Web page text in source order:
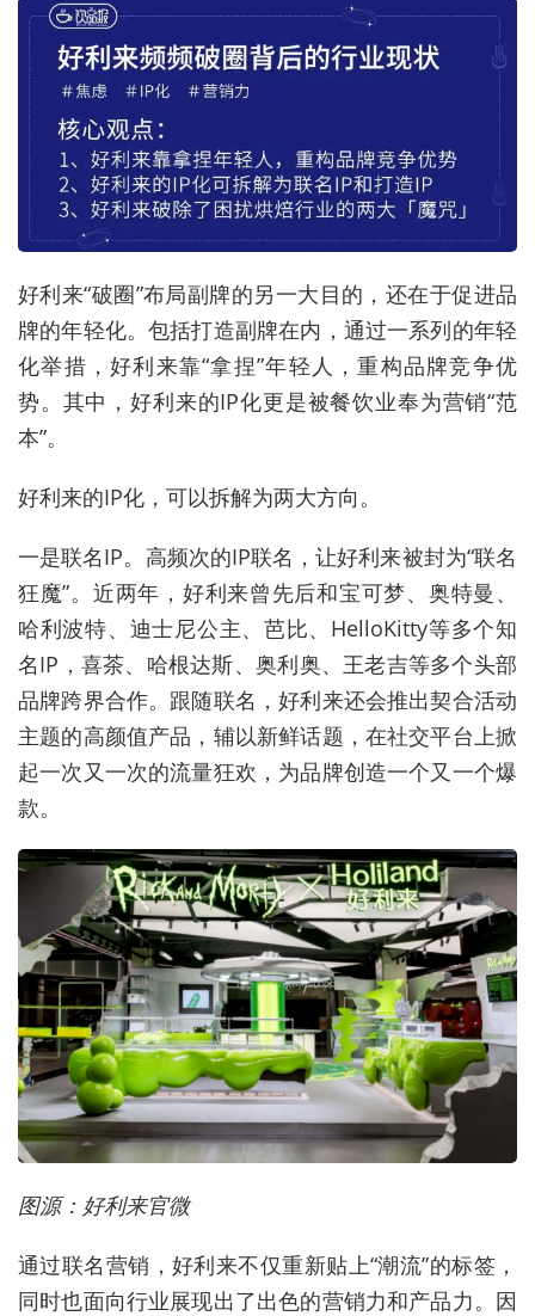
好利来“破圈”布局副牌的另一大目的，还在于促进品
牌的年轻化。包括打造副牌在内，通过一系列的年轻
化举措，好利来靠“拿捏”年轻人，重构品牌竞争优
势。其中，好利来的IP化更是被餐饮业奉为营销“范
本”。
好利来的IP化，可以拆解为两大方向。
一是联名IP。高频次的IP联名，让好利来被封为“联名
狂魔”。近两年，好利来曾先后和宝可梦、奥特曼、
哈利波特、迪士尼公主、芭比、HelloKitty等多个知
名IP，喜茶、哈根达斯、奥利奥、王老吉等多个头部
品牌跨界合作。跟随联名，好利来还会推出契合活动
主题的高颜值产品，辅以新鲜话题，在社交平台上掀
起一次又一次的流量狂欢，为品牌创造一个又一个爆
款。
图源：好利来官微
通过联名营销，好利来不仅重新贴上“潮流”的标签，
同时也面向行业展现出了出色的营销力和产品力。因